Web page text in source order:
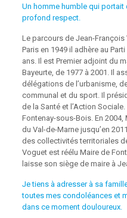
Un homme humble qui
profond respect.
Le parcours de Jean-
Paris en 1949 il adhère au
ans. Il est Premier adjoint du
Bayeurte, de 1977 à 2001. Il
délégations de l’urbanisme,
communal et du sport. Il
de la Santé et l’Action
Fontenay-sous-Bois. En
du Val-de-Marne jusqu’en
des collectivités territoriales
Voguet est réélu Maire de
laisse son siège de maire à
Je tiens à adresser à sa
toutes mes condoléances et
dans ce moment douloureux.